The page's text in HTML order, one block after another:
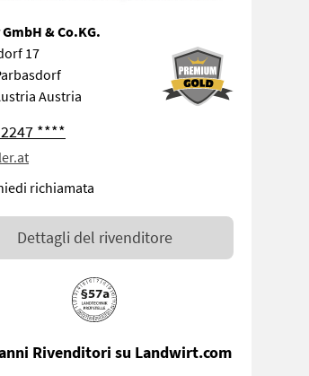
& Co.KG.
17
Austria
****
richiamata
Dettagli del rivenditore
Rivenditori su Landwirt.com